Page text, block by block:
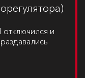
отключился и